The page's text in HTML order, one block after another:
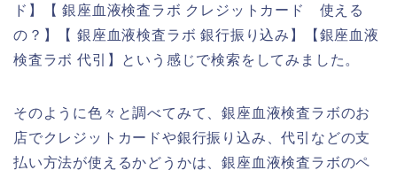
ド】【 銀座血液検査ラボ クレジットカード 使える
の？】【 銀座血液検査ラボ 銀行振り込み】【銀座血液
検査ラボ 代引】という感じで検索をしてみました。
そのように色々と調べてみて、銀座血液検査ラボのお
店でクレジットカードや銀行振り込み、代引などの支
払い方法が使えるかどうかは、銀座血液検査ラボのペ